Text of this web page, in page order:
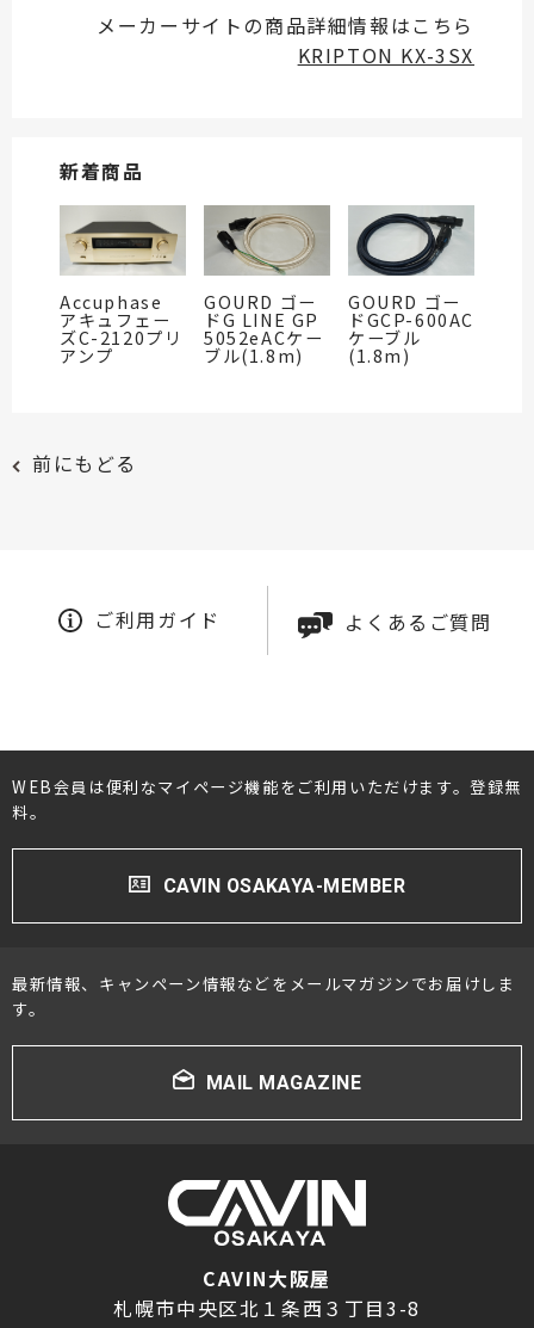
メーカーサイトの商品詳細情報はこちら
KRIPTON KX-3SX
新着商品
Accuphase
アキュフェー
ズC-2120プリ
アンプ
GOURD ゴー
ドG LINE GP
5052eACケー
ブル(1.8m)
GOURD ゴー
ドGCP-600AC
ケーブル
(1.8m)
前にもどる
ご利用ガイド よくあるご質問
WEB会員は便利なマイページ機能をご利用いただけます。登録無
料。
CAVIN OSAKAYA-MEMBER
最新情報、キャンペーン情報などをメールマガジンでお届けしま
す。
MAIL MAGAZINE
CAVIN大阪屋
札幌市中央区北１条西３丁目3-8